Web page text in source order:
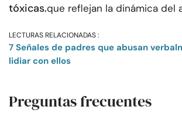
tóxicas.que reflejan la dinámica del
LECTURAS RELACIONADAS :
7 Señales de padres que abusan
lidiar con ellos
Preguntas frecuentes